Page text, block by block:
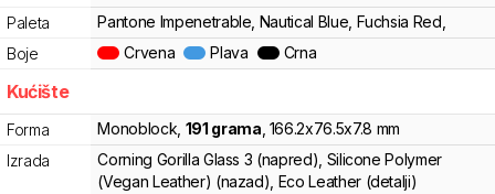
Paleta
Pantone Impenetrable, Nautical Blue, Fuchsia Red,
Boje
Crvena Plava Crna
Kućište
Forma Monoblock 191 grama 166.2x76.5x7.8 mm
Izrada
Corning Gorilla Glass 3 (napred), Silicone Polymer
(Vegan Leather) (nazad), Eco Leather (detalji)